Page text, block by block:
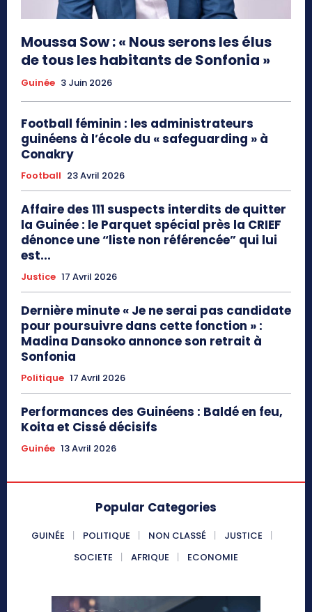
Moussa Sow : « Nous serons les élus
de tous les habitants de Sonfonia »
Guinée 3 Juin 2026
Football féminin : les administrateurs
guinéens à l’école du « safeguarding » à
Conakry
Football 23 Avril 2026
Affaire des 111 suspects interdits de quitter
la Guinée : le Parquet spécial près la CRIEF
dénonce une “liste non référencée” qui lui
est...
Justice 17 Avril 2026
Dernière minute « Je ne serai pas candidate
pour poursuivre dans cette fonction » :
Madina Dansoko annonce son retrait à
Sonfonia
Politique 17 Avril 2026
Performances des Guinéens : Baldé en feu,
Koita et Cissé décisifs
Guinée 13 Avril 2026
Popular Categories
GUINÉE POLITIQUE NON CLASSÉ
JUSTICE
SOCIETE
AFRIQUE ECONOMIE